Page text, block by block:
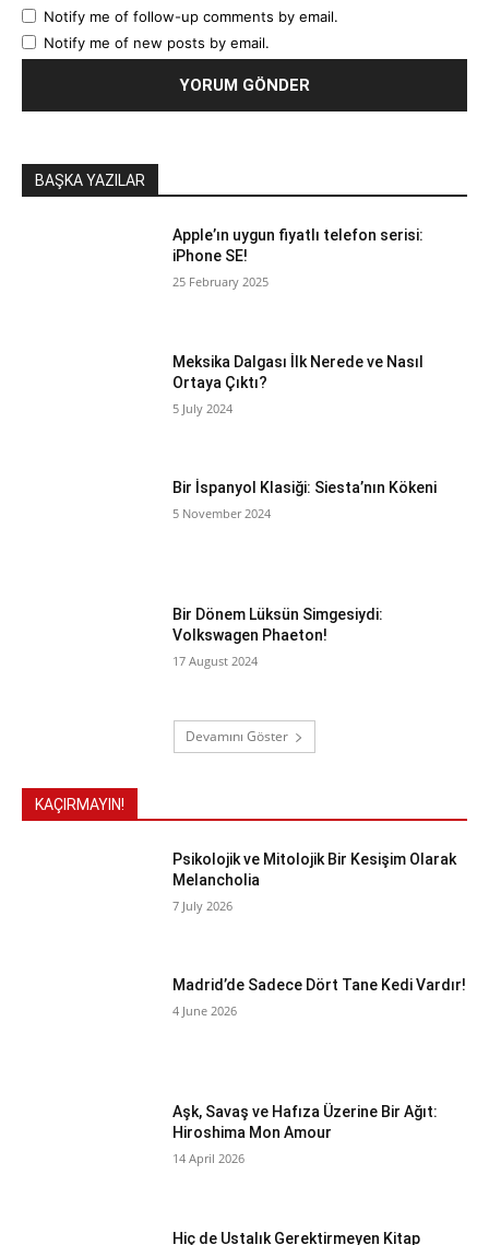
Notify me of follow-up comments by email.
Notify me of new posts by email.
BAŞKA YAZILAR
Apple’ın uygun fiyatlı telefon serisi:
iPhone SE!
25 February 2025
Meksika Dalgası İlk Nerede ve Nasıl
Ortaya Çıktı?
5 July 2024
Bir İspanyol Klasiği: Siesta’nın Kökeni
5 November 2024
Bir Dönem Lüksün Simgesiydi:
Volkswagen Phaeton!
17 August 2024
Devamını Göster
KAÇIRMAYIN!
Psikolojik ve Mitolojik Bir Kesişim Olarak
Melancholia
7 July 2026
Madrid’de Sadece Dört Tane Kedi Vardır!
4 June 2026
Aşk, Savaş ve Hafıza Üzerine Bir Ağıt:
Hiroshima Mon Amour
14 April 2026
Hiç de Ustalık Gerektirmeyen Kitap